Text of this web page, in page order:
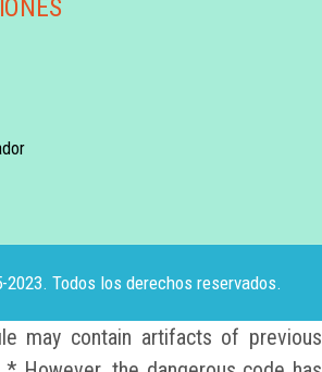
Todos los derechos reservados.
may contain artifacts of previous